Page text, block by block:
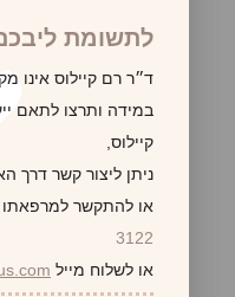
לתשומת
ד״ר רם קיילוס אינו
במידה ותרצו לתאם
קיילוס,
ניתן ליצור קשר דרך
או להתקשר
3122
או לשלוח מייל